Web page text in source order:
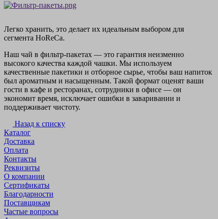
Легко хранить, это делает их идеальным выбором для
сегмента HoReCa.
Наш чай в фильтр-пакетах — это гарантия неизменно
высокого качества каждой чашки. Мы используем
качественные пакетики и отборное сырье, чтобы ваш напиток
был ароматным и насыщенным. Такой формат оценят ваши
гости в кафе и ресторанах, сотрудники в офисе — он
экономит время, исключает ошибки в заваривании и
поддерживает чистоту.
Назад к списку
Каталог
Доставка
Оплата
Контакты
Реквизиты
О компании
Сертификаты
Благодарности
Поставщикам
Частые вопросы